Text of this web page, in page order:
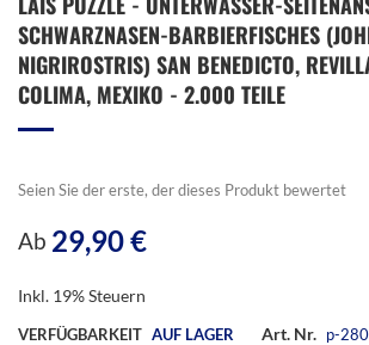
Anfang
der
Bildergalerie
springen
SCHWARZNASEN-BARBIERFISCHES
NIGRIROSTRIS) SAN BENEDICTO,
COLIMA, MEXIKO - 2.000 TEILE
Seien Sie der erste, der dieses Produkt bewertet
Ab 29,90 €
Inkl. 19% Steuern
VERFÜGBARKEIT AUF LAGER Art. Nr. p-